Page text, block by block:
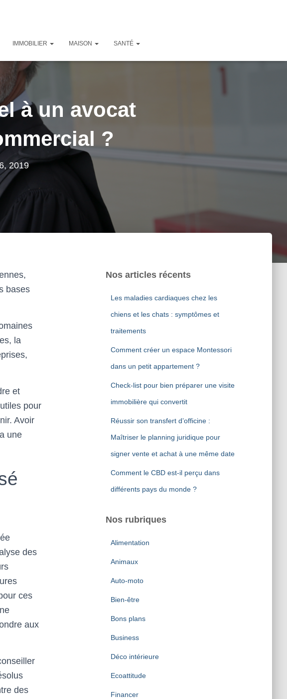
IMMOBILIER MAISON SANTÉ
à un avocat
?
2019
bases
la
et
pour
Avoir
une
des
ces
aux
des
Nos articles récents
Les maladies cardiaques chez les
chiens et les chats : symptômes et
traitements
Comment créer un espace Montessori
dans un petit appartement ?
Check-list pour bien préparer une visite
immobilière qui convertit
Réussir son transfert d’officine :
Maîtriser le planning juridique pour
signer vente et achat à une même date
Comment le CBD est-il perçu dans
différents pays du monde ?
Nos rubriques
Alimentation
Animaux
Auto-moto
Bien-être
Bons plans
Business
Déco intérieure
Ecoattitude
Financer